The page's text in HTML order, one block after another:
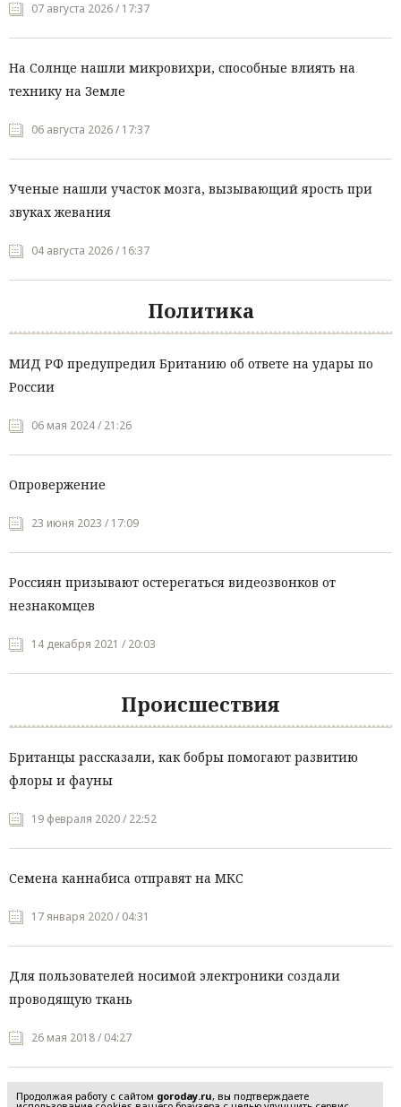
07 августа 2026 / 17:37
На Солнце нашли микровихри, способные влиять на
технику на Земле
06 августа 2026 / 17:37
Ученые нашли участок мозга, вызывающий ярость при
звуках жевания
04 августа 2026 / 16:37
Политика
МИД РФ предупредил Британию об ответе на удары по
России
06 мая 2024 / 21:26
Опровержение
23 июня 2023 / 17:09
Россиян призывают остерегаться видеозвонков от
незнакомцев
14 декабря 2021 / 20:03
Происшествия
Британцы рассказали, как бобры помогают развитию
флоры и фауны
19 февраля 2020 / 22:52
Семена каннабиса отправят на МКС
17 января 2020 / 04:31
Для пользователей носимой электроники создали
проводящую ткань
26 мая 2018 / 04:27
Продолжая работу с сайтом goroday.ru, вы подтверждаете